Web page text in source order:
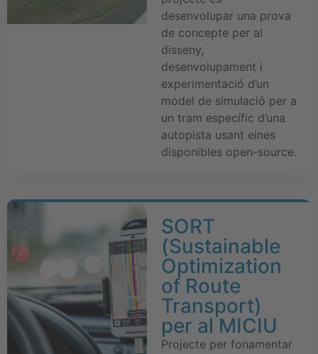
desenvolupar una prova
de concepte per al
disseny,
desenvolupament i
experimentació d’un
model de simulació per a
un tram específic d’una
autopista usant eines
disponibles open-source.
SORT
(Sustainable
Optimization
of Route
Transport)
per al MICIU
Projecte per fonamentar